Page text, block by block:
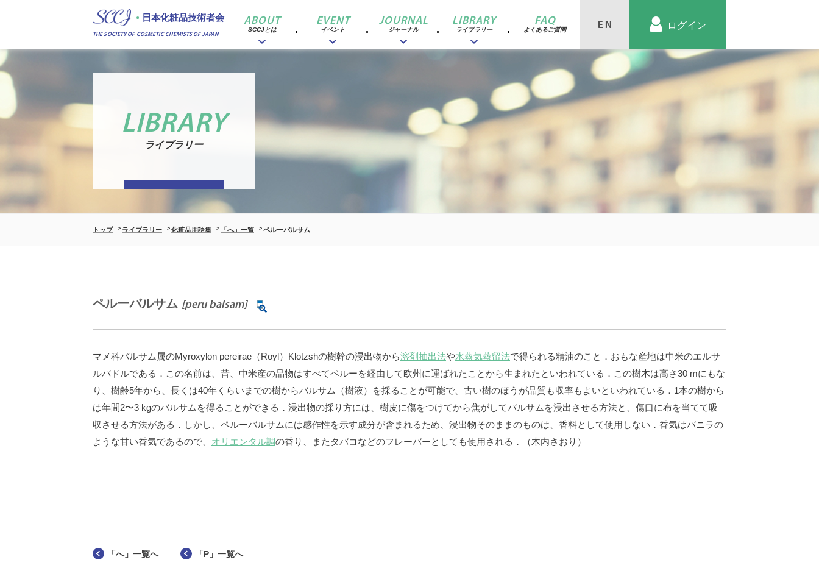
日本化粧品技術者会
THE SOCIETY OF COSMETIC CHEMISTS OF JAPAN
ログイン
ABOUT
SCCJとは
EVENT
イベント
JOURNAL
ジャーナル
LIBRARY
ライブラリー
FAQ
よくあるご質問
LIBRARY
ライブラリー
トップ ライブラリー 化粧品用語集 「へ」一覧 ペルーバルサム
ペルーバルサム [peru balsam]
マメ科バルサム属のMyroxylon pereirae（Royl）Klotzshの樹幹の浸出物から溶剤抽出法や水蒸気蒸留法で得られる精油のこと．おもな産地は中米のエルサ
ルバドルである．この名前は、昔、中米産の品物はすべてペルーを経由して欧州に運ばれたことから生まれたといわれている．この樹木は高さ30 mにもな
り、樹齢5年から、長くは40年くらいまでの樹からバルサム（樹液）を採ることが可能で、古い樹のほうが品質も収率もよいといわれている．1本の樹から
は年間2〜3 kgのバルサムを得ることができる．浸出物の採り方には、樹皮に傷をつけてから焦がしてバルサムを浸出させる方法と、傷口に布を当てて吸
収させる方法がある．しかし、ペルーバルサムには感作性を示す成分が含まれるため、浸出物そのままのものは、香料として使用しない．香気はバニラの
ような甘い香気であるので、 オリエンタル調の香り、またタバコなどのフレーバーとしても使用される．（木内さおり）
「へ」一覧へ 「P」一覧へ